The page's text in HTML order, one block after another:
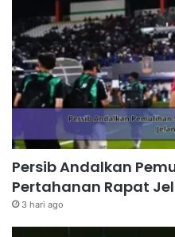
Persib Andalkan
Pertahanan Rapat
3 hari ago